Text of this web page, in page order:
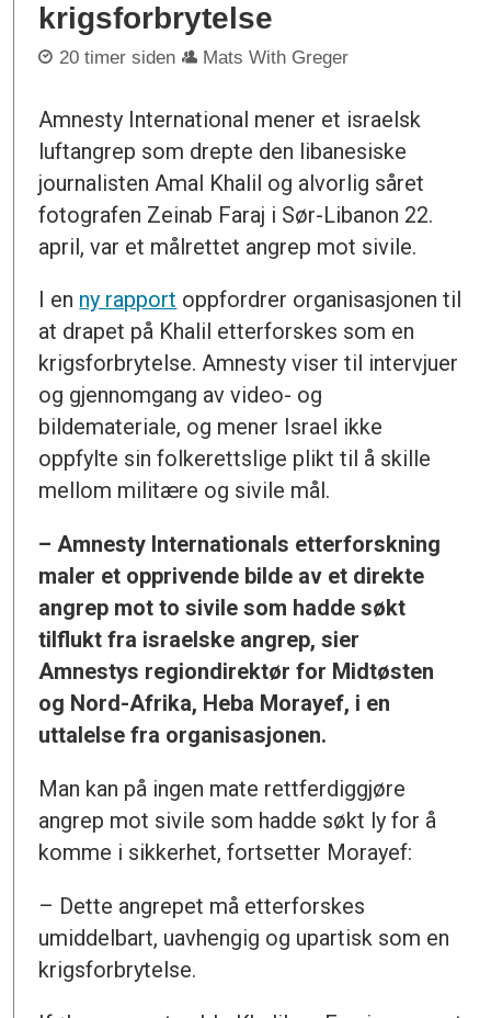
krigsforbrytelse
20 timer siden Mats With Greger
Amnesty International mener et israelsk
luftangrep som drepte den libanesiske
journalisten Amal Khalil og alvorlig såret
fotografen Zeinab Faraj i Sør-Libanon 22.
april, var et målrettet angrep mot sivile.
I en ny rapport oppfordrer organisasjonen til
at drapet på Khalil etterforskes som en
krigsforbrytelse. Amnesty viser til intervjuer
og gjennomgang av video- og
bildemateriale, og mener Israel ikke
oppfylte sin folkerettslige plikt til å skille
mellom militære og sivile mål.
– Amnesty Internationals etterforskning
maler et opprivende bilde av et direkte
angrep mot to sivile som hadde søkt
tilflukt fra israelske angrep, sier
Amnestys regiondirektør for Midtøsten
og Nord-Afrika, Heba Morayef, i en
uttalelse fra organisasjonen.
Man kan på ingen mate rettferdiggjøre
angrep mot sivile som hadde søkt ly for å
komme i sikkerhet, fortsetter Morayef:
– Dette angrepet må etterforskes
umiddelbart, uavhengig og upartisk som en
krigsforbrytelse.